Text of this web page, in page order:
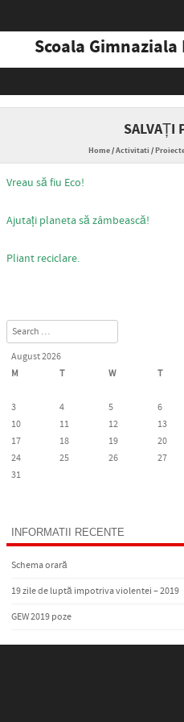
Scoala
Skip to content
SALVAȚI
Home/Activitati /
Vreau să fiu Eco!
Ajutați planeta să zâmbească!
Pliant reciclare.
Search
August 2026
M
T W T
3
4 5 6
10
11 12 13
17
18 19 20
24
25 26 27
31
INFORMATII RECENTE
Schema orară
19 zile de luptă impotriva violentei – 2019
GEW 2019 poze